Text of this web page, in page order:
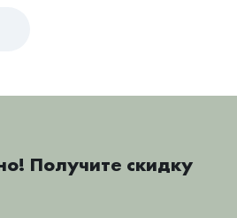
Получите скидку